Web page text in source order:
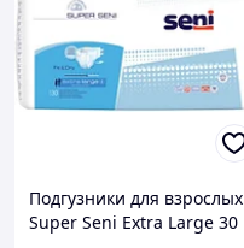
Подгузники для взрослых
Super Seni Extra Large 30